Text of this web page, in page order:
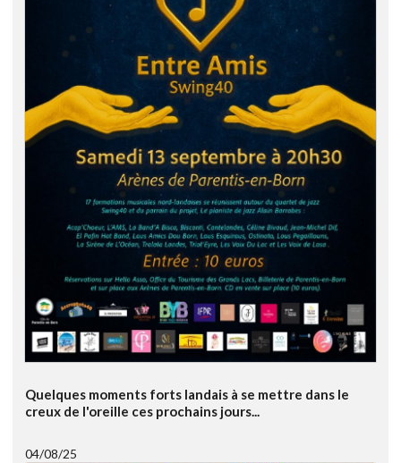
Quelques moments forts landais à se mettre dans le
creux de l'oreille ces prochains jours...
04/08/25